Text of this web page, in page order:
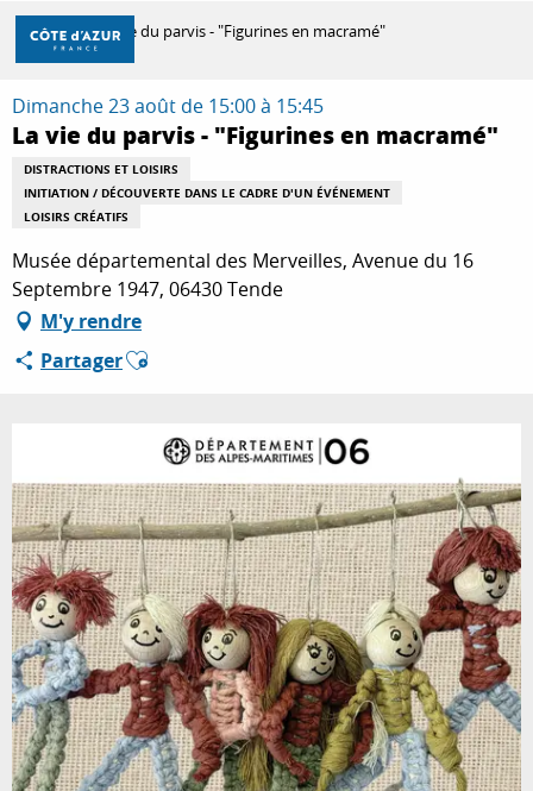
Aller
contenu
principal
DÉCOUVRIR
À FAIRE
SÉJOURNER
Accueil La vie du parvis - "Figurines en macramé"
Dimanche 23 août de 15:00 à 15:45
La vie du parvis - "Figurines en macramé"
DISTRACTIONS ET LOISIRS
INITIATION / DÉCOUVERTE DANS LE CADRE D'UN ÉVÉNEMENT
LOISIRS CRÉATIFS
Musée départemental des Merveilles, Avenue du 16
Septembre 1947, 06430 Tende
M'y rendre
PartagerAjouter aux favoris